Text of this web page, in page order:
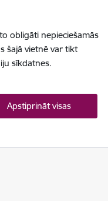
obligāti nepieciešamās
šajā vietnē var tikt
sīkdatnes.
Apstiprināt visas